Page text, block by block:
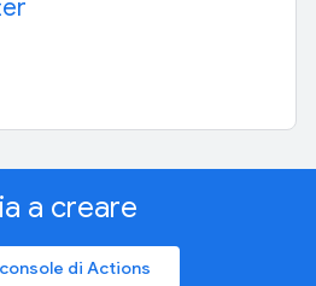
a creare
console di Actions